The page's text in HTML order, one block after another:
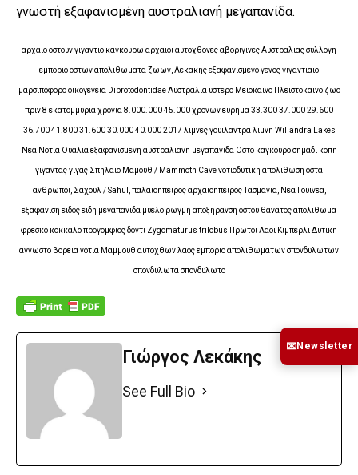
γνωστή εξαφανισμένη αυστραλιανή μεγαπανίδα.
αρχαιο οστουν γιγαντιο καγκουρω αρχαιοι αυτοχθονες αβοριγινες Αυστραλιας συλλογη
εμποριο οστων απολιθωματα ζωων, Λεκακης εξαφανισμενο γενος γιγαντιαιο
μαρσιποφορο οικογενεια Diprotodontidae Αυστραλια υστερο Μειοκαινο Πλειστοκαινο ζωο
πριν 8 εκατομμυρια χρονια 8.000.000 45.000 χρονων ευρημα 33.300 37.000 29.600
36.700 41.800 31.600 30.000 40.000 2017 λιμνες γουιλαντρα λιμνη Willandra Lakes
Νεα Νοτια Ουαλια εξαφανισμενη αυστραλιανη μεγαπανιδα Οστο καγκουρο σημαδι κοπη
γιγαντας γιγας Σπηλαιο Μαμουθ / Mammoth Cave νοτιοδυτικη απολιθωση οστα
ανθρωποι, Σαχουλ / Sahul, παλαιοηπειρος αρχαιοηπειρος Τασμανια, Νεα Γουινεα,
εξαφανιση ειδος ειδη μεγαπανιδα μυελο ρωγμη αποξηρανση οστου θανατος απολιθωμα
φρεσκο κοκκαλο προγομφιος δοντι Zygomaturus trilobus Πρωτοι Λαοι Κιμπερλι Δυτικη
αγνωστο βορεια νοτια Μαμμουθ αυτοχθων λαος εμποριο απολιθωματων σπονδυλωτων
σπονδυλωτα σπονδυλωτο
Γιώργος Λεκάκης
See Full Bio
✉Newsletter